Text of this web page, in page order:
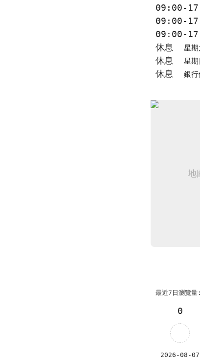
09:00-
09:00-
09:00-
休息 星期
休息 星期
休息 銀行
最近7日瀏覽
0
2026-08-07